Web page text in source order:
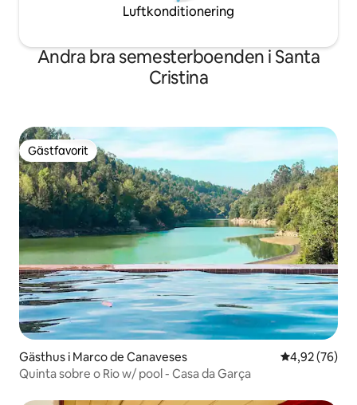
Luftkonditionering
Andra bra semesterboenden i Santa
Cristina
Gästfavorit
Gästfavorit
Gästhus i Marco de Canaveses 4,92 av 5 i
4,92 (76)
Quinta sobre o Rio w/ pool - Casa da Garça